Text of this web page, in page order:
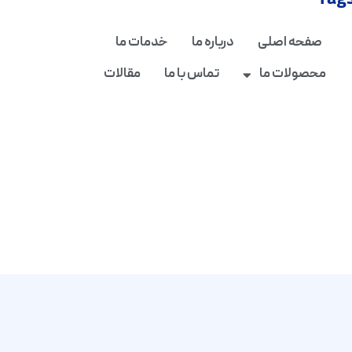
صفحه اصلی درباره ما
خدمات ما
محصولات ما
تماس با ما مقالات